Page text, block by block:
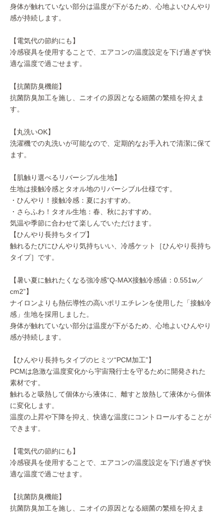
身体が触れていない部分は温度が下がるため、心地よいひんやり
感が持続します。
【電気代の節約にも】
冷感寝具を使用することで、エアコンの温度設定を下げ過ぎず快
適な温度で過ごせます。
【抗菌防臭機能】
抗菌防臭加工を施し、ニオイの原因となる細菌の繁殖を抑えま
す。
【丸洗いOK】
洗濯機での丸洗いが可能なので、定期的なお手入れで清潔に保て
ます。
【肌触り選べるリバーシブル生地】
生地は接触冷感とタオル地のリバーシブル仕様です。
・ひんやり！接触冷感：夏におすすめ。
・さらふわ！タオル生地：春、秋におすすめ。
気温や季節に合わせて楽しんでいただけます。
【ひんやり長持ちタイプ】
触れるたびにひんやり気持ちいい、冷感ケット［ひんやり長持ち
タイプ］です。
【暑い夏に触れたくなる強冷感“Q-MAX接触冷感値：0.551w／
cm2”】
ナイロンよりも熱伝導性の高いポリエチレンを使用した「接触冷
感」生地を採用しました。
身体が触れていない部分は温度が下がるため、心地よいひんやり
感が持続します。
【ひんやり長持ちタイプのヒミツ“PCM加工”】
PCMは急激な温度変化から宇宙飛行士を守るために開発された
素材です。
触れると吸熱して個体から液体に、離すと放熱して液体から個体
に変化します。
温度の上昇や下降を抑え、快適な温度にコントロールすることが
できます。
【電気代の節約にも】
冷感寝具を使用することで、エアコンの温度設定を下げ過ぎず快
適な温度で過ごせます。
【抗菌防臭機能】
抗菌防臭加工を施し、ニオイの原因となる細菌の繁殖を抑えま